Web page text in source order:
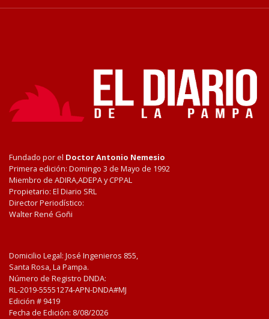
Fundado por el Doctor Antonio Nemesio
Primera edición: Domingo 3 de Mayo de 1992
Miembro de ADIRA,ADEPA y CPPAL
Propietario: El Diario SRL
Director Periodístico:
Walter René Goñi
Domicilio Legal: José Ingenieros 855,
Santa Rosa, La Pampa.
Número de Registro DNDA:
RL-2019-55551274-APN-DNDA#MJ
Edición # 9419
Fecha de Edición: 8/08/2026